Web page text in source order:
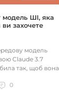
ШІ, яка
ви захочете
модель
Claude 3.7
так, щоб вона
0